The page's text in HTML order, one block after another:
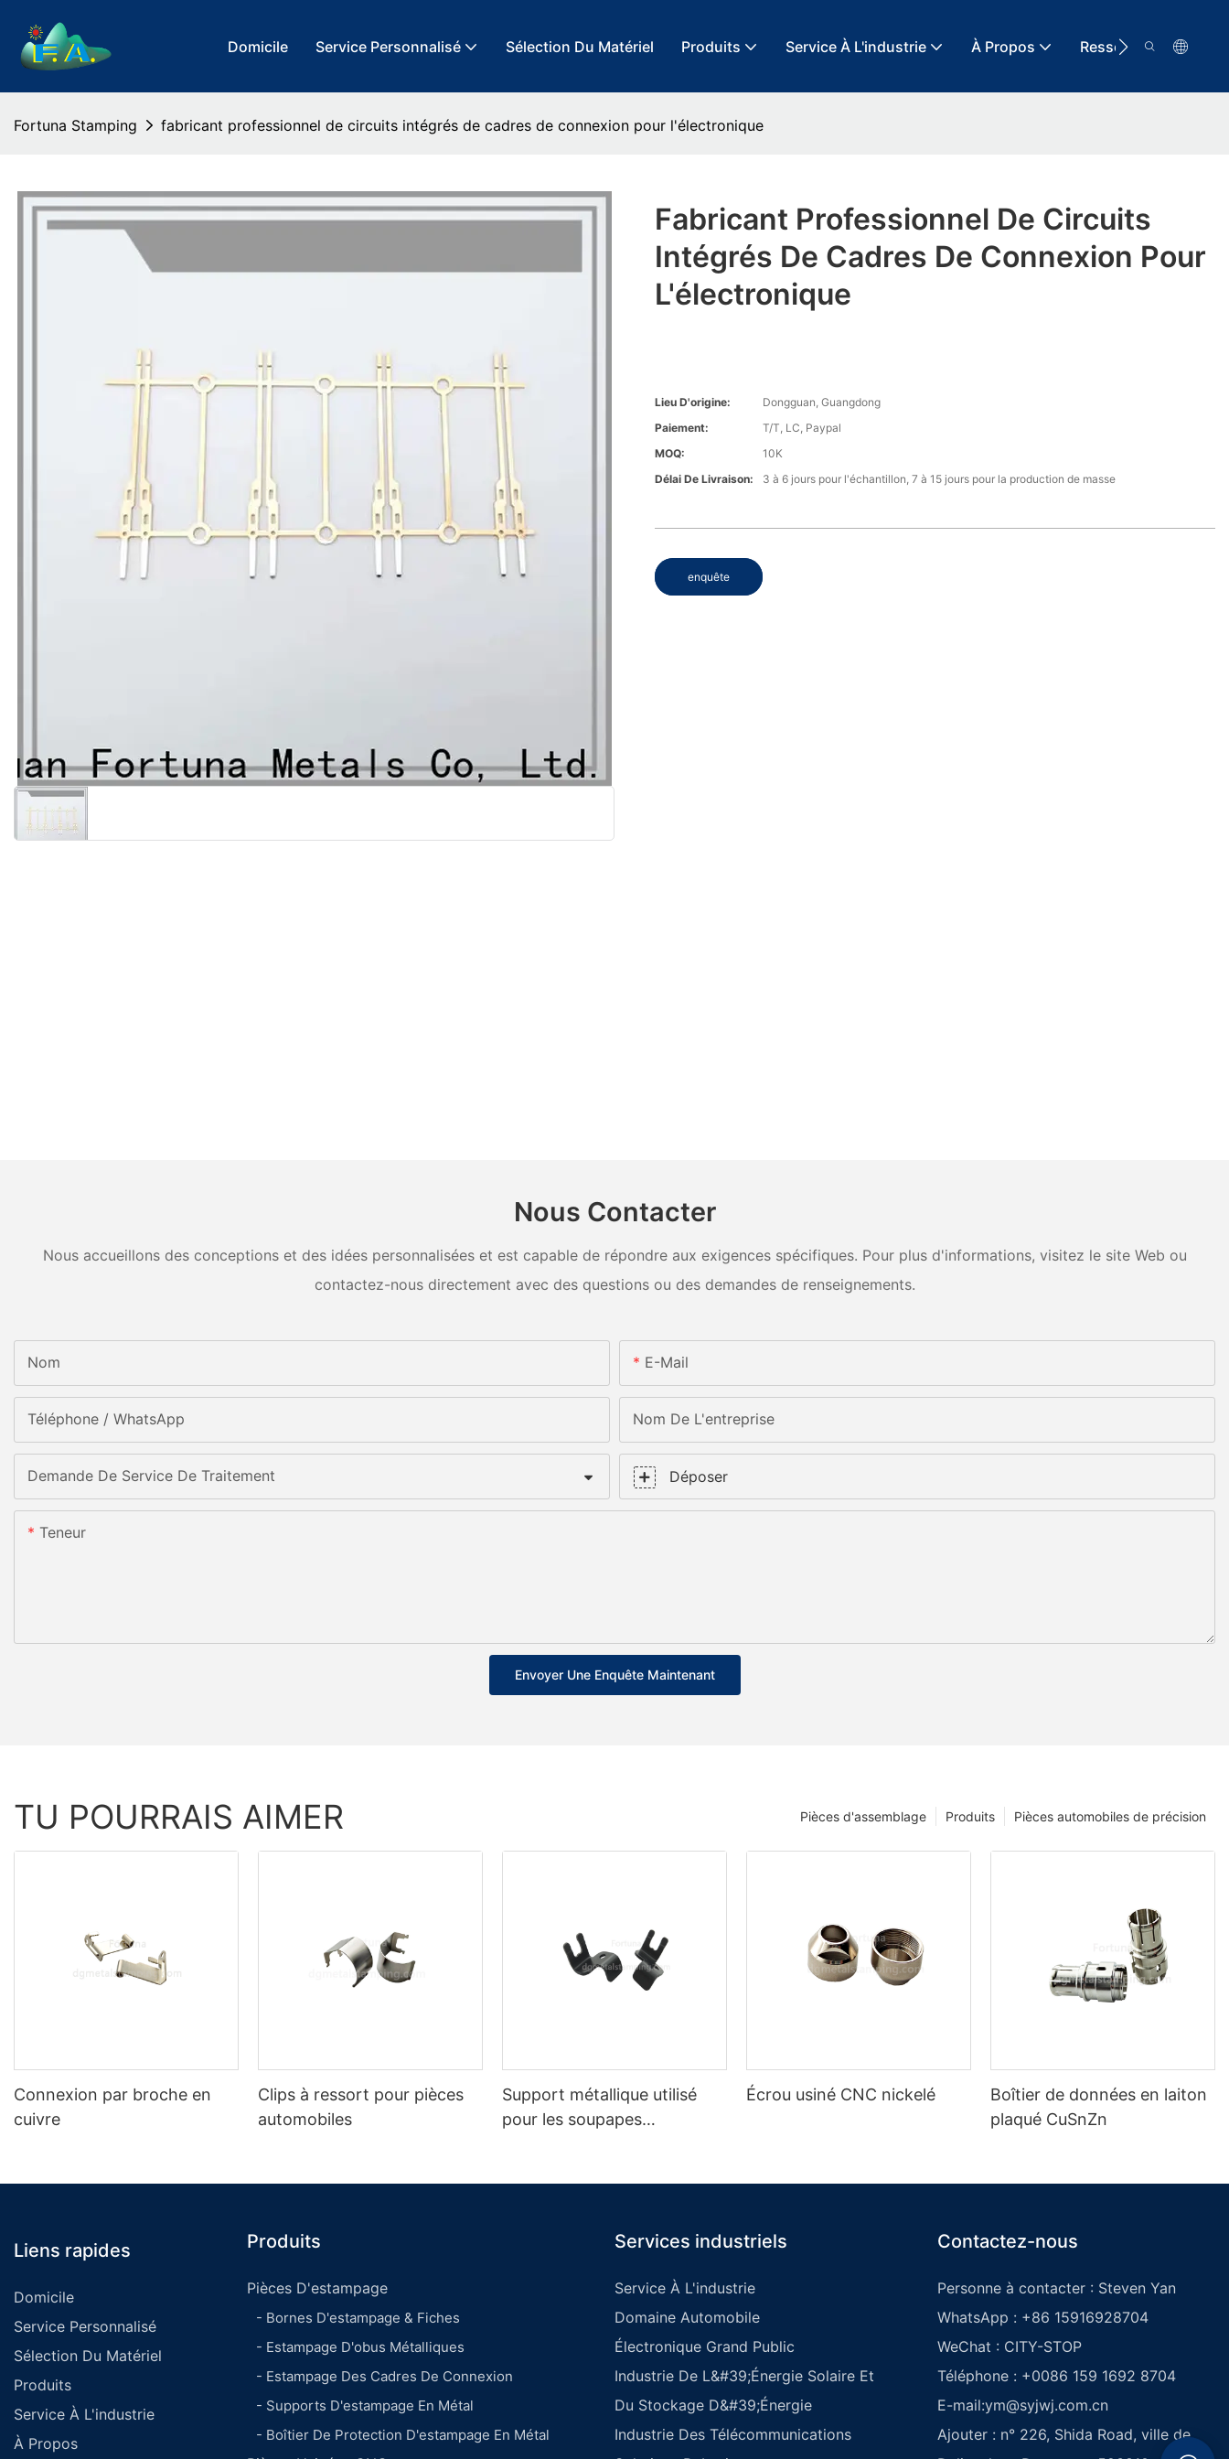
Domicile Service Personnalisé Sélection Du Matériel Produits Service À L'industrie À Propos Ressource
Fortuna Stamping fabricant professionnel de circuits intégrés de cadres de connexion pour l'électronique
Fabricant Professionnel De Circuits
Intégrés De Cadres De Connexion Pour
L'électronique
Lieu D'origine:
Dongguan, Guangdong
Paiement:
T/T, LC, Paypal
MOQ:
10K
Délai De Livraison:
3 à 6 jours pour l'échantillon, 7 à 15 jours pour la production de masse
enquête
Nous Contacter
Nous accueillons des conceptions et des idées personnalisées et est capable de répondre aux exigences spécifiques. Pour plus d'informations, visitez le site Web ou
contactez-nous directement avec des questions ou des demandes de renseignements.
Nom E-Mail
Téléphone / WhatsApp Nom De L'entreprise
Demande De Service De Traitement Déposer
Teneur
Envoyer Une Enquête Maintenant
TU POURRAIS AIMER Pièces automobiles de précision
Produits
Pièces d'assemblage
Connexion par broche en
cuivre
Clips à ressort pour pièces
automobiles
Support métallique utilisé
pour les soupapes
Écrou usiné CNC nickelé
Boîtier de données en laiton
plaqué CuSnZn
Liens rapides
Domicile
Service Personnalisé
Sélection Du Matériel
Produits
Service À L'industrie
À Propos
Produits
Pièces D'estampage
- Bornes D'estampage & Fiches
- Estampage D'obus Métalliques
- Estampage Des Cadres De Connexion
- Supports D'estampage En Métal
- Boîtier De Protection D'estampage En Métal
Services industriels
Service À L'industrie
Domaine Automobile
Électronique Grand Public
Industrie De L&#39;énergie Solaire Et
Du Stockage D&#39;énergie
Industrie Des Télécommunications
Contactez-nous
Personne à contacter : Steven Yan
WhatsApp : +86 15916928704
WeChat : CITY-STOP
Téléphone : +0086 159 1692 8704
E-mail:ym@syjwj.com.cn
Ajouter : n° 226, Shida Road, ville de